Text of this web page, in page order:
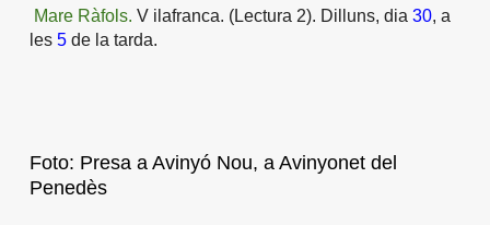
Mare Ràfols. V ilafranca. (Lectura 2). Dilluns, dia 30, a
les 5de la tarda.
Foto: Presa a Avinyó Nou, a Avinyonet del
Penedès